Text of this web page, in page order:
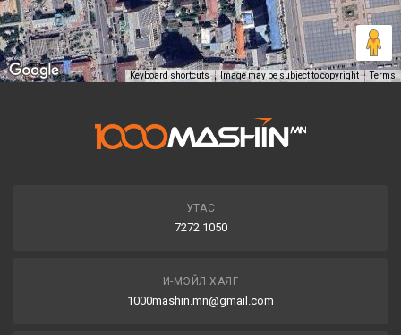
Keyboard shortcuts Image may be subject to copyright Terms
УТАС
7272 1050
И-МЭЙЛ ХАЯГ
1000mashin.mn@gmail.com